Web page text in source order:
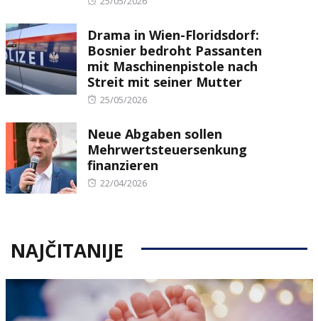
Drama in Wien-Floridsdorf:
Bosnier bedroht Passanten
mit Maschinenpistole nach
Streit mit seiner Mutter
Posted
25/05/2026
Neue Abgaben sollen
Mehrwertsteuersenkung
finanzieren
Posted
22/04/2026
NAJČITANIJE